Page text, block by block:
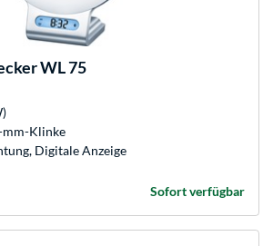
WL 75
mm-Klinke
Digitale Anzeige
Sofort verfügbar